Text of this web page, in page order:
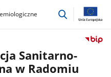
przejdź
Sanitarno-
w Radomiu